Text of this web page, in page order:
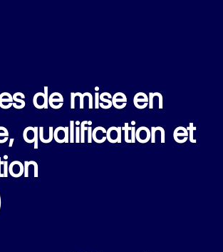
de mise en
qualification et